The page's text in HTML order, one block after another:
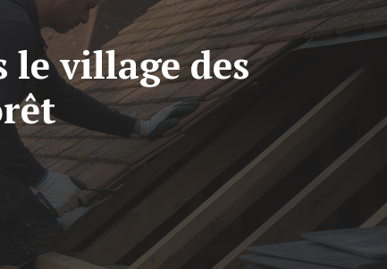
le village des